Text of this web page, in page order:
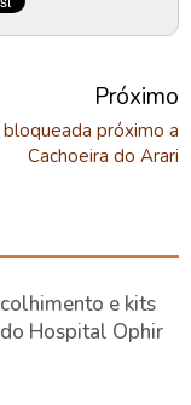
Próximo
próximo a
Cachoeira do Arari
e kits
Hospital Ophir